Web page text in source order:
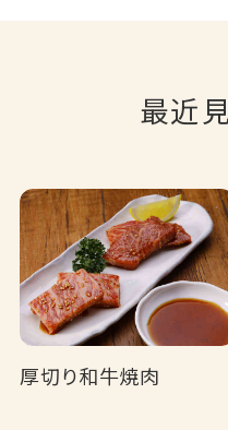
最近
厚切り和牛焼肉